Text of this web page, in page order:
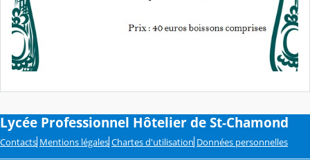
Lycée Professionnel Hôtelier de St-Chamond
Contacts Mentions légales Chartes d'utilisation Données personnelles